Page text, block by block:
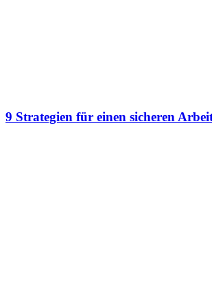
9 Strategien für einen sicheren